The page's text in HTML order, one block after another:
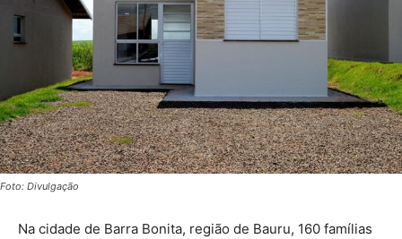
Foto: Divulgação
Na cidade de Barra Bonita, região de Bauru, 160 famílias